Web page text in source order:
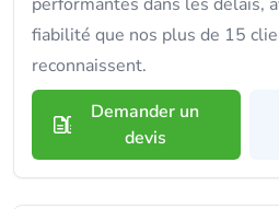
fiabilité que nos plus de 15
reconnaissent.
Demander un
devis